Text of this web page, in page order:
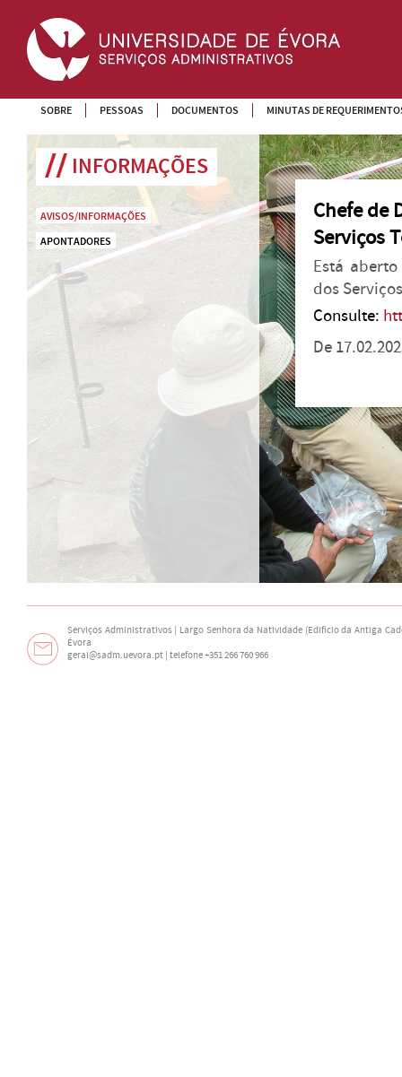
SOBRE PESSOAS DOCUMENTOS MINUTAS DE
INFORMAÇÕES
AVISOS/INFORMAÇÕES
APONTADORES
Chefe de
Serviços
Está
dos
Consulte:
De
Serviços Administrativos | Largo Senhora da Natividade (Edifício da Antiga
Évora
geral@sadm.uevora.pt | telefone +351 266 760 966